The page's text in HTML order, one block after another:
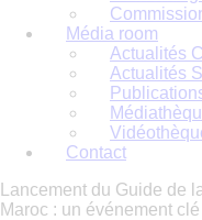
Média room
Actualités
Actualités
Contact
Lancement du Guide de
Maroc : un événement